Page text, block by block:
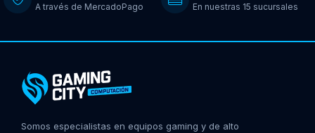
A través de MercadoPago En nuestras 15 sucursales
Somos especialistas en equipos gaming y de alto